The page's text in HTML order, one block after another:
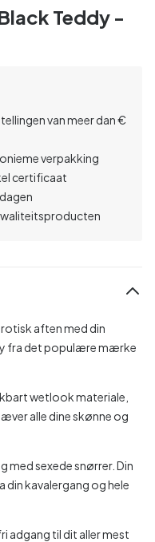
Teddy -
van meer dan €
verpakking
certificaat
aften med din
fra det populære mærke
wetlook materiale,
alle dine skønne og
med sexede snørrer. Din
din kavalergang og hele
adgang til dit aller mest